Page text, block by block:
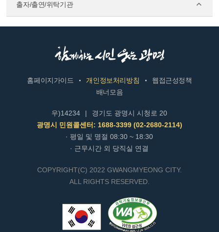
출자/출연/위탁기관
홈페이지가이드 개인정보처리방침
웹접근성정책
배너모음
우)14234 |
경기도 광명시 시청로 20
광명시 민원콜센터: 1688-3399 (02-2680-2114)
· 평일 및 명절 08:30 ~ 18:30
· 근무시간 외 당직실 연결
COPYRIGHT(C) 2022 GWANGMYEONG CITY.
ALL RIGHTS RESERVED.